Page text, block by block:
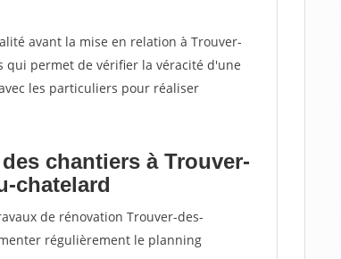
avant la mise en relation à Trouver-
qui permet de vérifier la véracité d'une
les particuliers pour réaliser
chantiers à Trouver-
chatelard
de rénovation Trouver-des-
régulièrement le planning